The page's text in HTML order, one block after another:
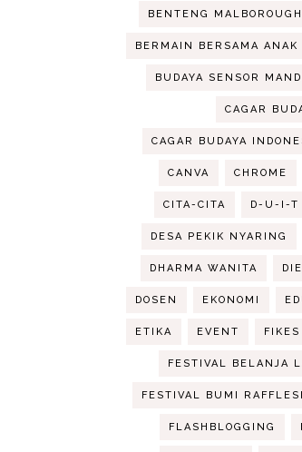
BENTENG MALBOROUGH
BERMAIN BERSAMA ANAK
BUDAYA SENSOR
CAGAR
CAGAR BUDAYA
CANVA CHROME
CITA-CITA D-U-I-T
DESA PEKIK NYARING
DHARMA WANITA
DOSEN EKONOMI
ETIKA EVENT
FESTIVAL BELANJA
FESTIVAL BUMI
FLASHBLOGGING